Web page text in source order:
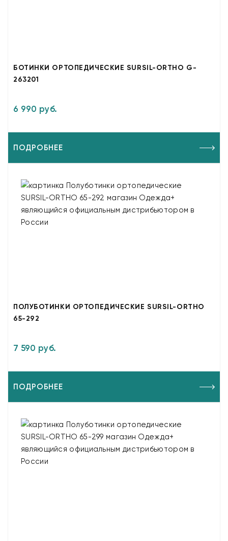
БОТИНКИ ОРТОПЕДИЧЕСКИЕ SURSIL-ORTHO G-
263201
6 990 руб.
ПОДРОБНЕЕ
ПОЛУБОТИНКИ ОРТОПЕДИЧЕСКИЕ SURSIL-ORTHO
65-292
7 590 руб.
ПОДРОБНЕЕ